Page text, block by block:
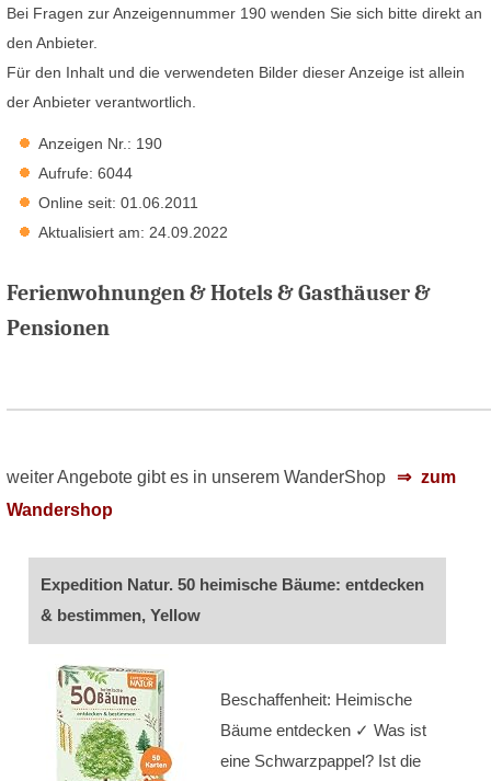
Bei Fragen zur Anzeigennummer 190 wenden Sie sich bitte direkt an
den Anbieter.
Für den Inhalt und die verwendeten Bilder dieser Anzeige ist allein
der Anbieter verantwortlich.
Anzeigen Nr.: 190
Aufrufe: 6044
Online seit: 01.06.2011
Aktualisiert am: 24.09.2022
Ferienwohnungen & Hotels & Gasthäuser &
Pensionen
weiter Angebote gibt es in unserem WanderShop
zum
Wandershop
Expedition Natur. 50 heimische Bäume: entdecken
& bestimmen, Yellow
Beschaffenheit: Heimische
Bäume entdecken ✓ Was ist
eine Schwarzpappel? Ist die